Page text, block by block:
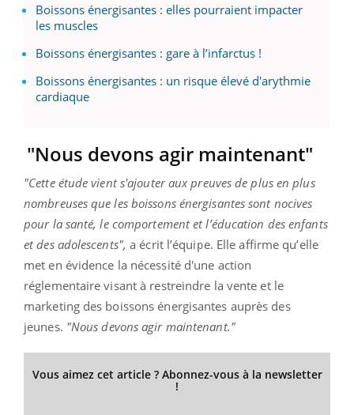
Boissons énergisantes : elles pourraient impacter
les muscles
Boissons énergisantes : gare à l’infarctus !
Boissons énergisantes : un risque élevé d'arythmie
cardiaque
"Nous devons agir maintenant"
"Cette étude vient s'ajouter aux preuves de plus en plus
nombreuses que les boissons énergisantes sont nocives
pour la santé, le comportement et l’éducation des enfants
et des adolescents", a écrit l’équipe. Elle affirme qu’elle
met en évidence la nécessité d'une action
réglementaire visant à restreindre la vente et le
marketing des boissons énergisantes auprès des
jeunes. "Nous devons agir maintenant."
Vous aimez cet article ? Abonnez-vous à la newsletter
!